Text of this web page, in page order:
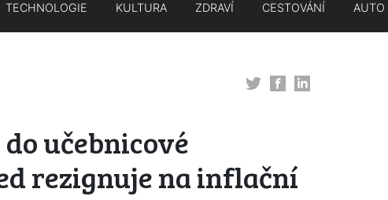
TECHNOLOGIE KULTURA ZDRAVÍ CESTOVÁNÍ AUTO
učebnicové
rezignuje na inflační